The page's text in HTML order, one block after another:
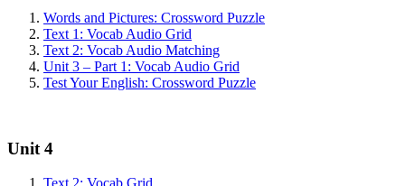
Words and Pictures: Crossword Puzzle
Text 1: Vocab Audio Grid
Text 2: Vocab Audio Matching
Unit 3 – Part 1: Vocab Audio Grid
Test Your English: Crossword Puzzle
Unit 4